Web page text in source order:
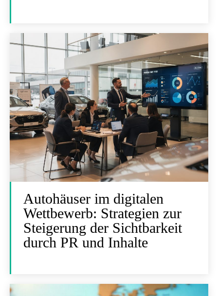
Autohäuser im digitalen
Wettbewerb: Strategien zur
Steigerung der Sichtbarkeit
durch PR und Inhalte